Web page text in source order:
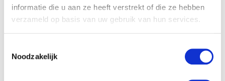
informatie die u aan ze heeft verstrekt of die ze hebben
verzameld op basis van uw gebruik van hun services.
NoodzakelijkDe positie versterken met de mens centraal